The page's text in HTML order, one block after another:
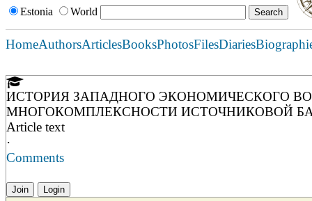
Estonia World
HomeAuthorsArticlesBooksPhotosFilesDiaries
ИСТОРИЯ ЗАПАДНОГО ЭКОНОМИЧЕСКОГО
МНОГОКОМПЛЕКСНОСТИ ИСТОЧНИКОВОЙ
Article text
·
Comments
Join Login